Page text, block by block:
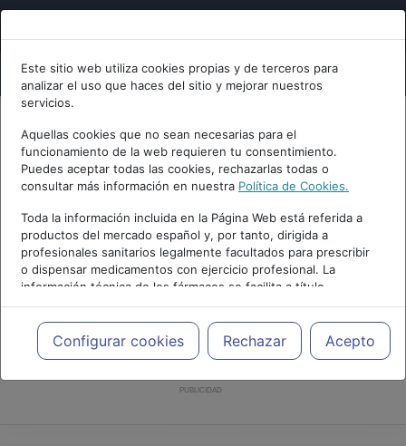
Este sitio web utiliza cookies propias y de terceros para
analizar el uso que haces del sitio y mejorar nuestros
servicios.
Aquellas cookies que no sean necesarias para el
funcionamiento de la web requieren tu consentimiento.
Puedes aceptar todas las cookies, rechazarlas todas o
consultar más información en nuestra Política de Cookies.
Toda la información incluida en la Página Web está referida a
productos del mercado español y, por tanto, dirigida a
profesionales sanitarios legalmente facultados para prescribir
o dispensar medicamentos con ejercicio profesional. La
información técnica de los fármacos se facilita a título
meramente informativo, siendo responsabilidad de los
profesionales facultados prescribir medicamentos y decidir, en
cada caso concreto, el tratamiento más adecuado a las
necesidades del paciente.
Configurar cookies Rechazar Acepto
PUBLICIDAD